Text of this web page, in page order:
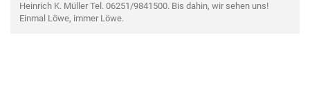
Heinrich K. Müller Tel. 06251/9841500. Bis dahin, wir sehen uns!
Einmal Löwe, immer Löwe.